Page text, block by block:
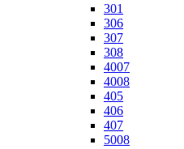
301
306
307
308
4007
4008
405
406
407
5008